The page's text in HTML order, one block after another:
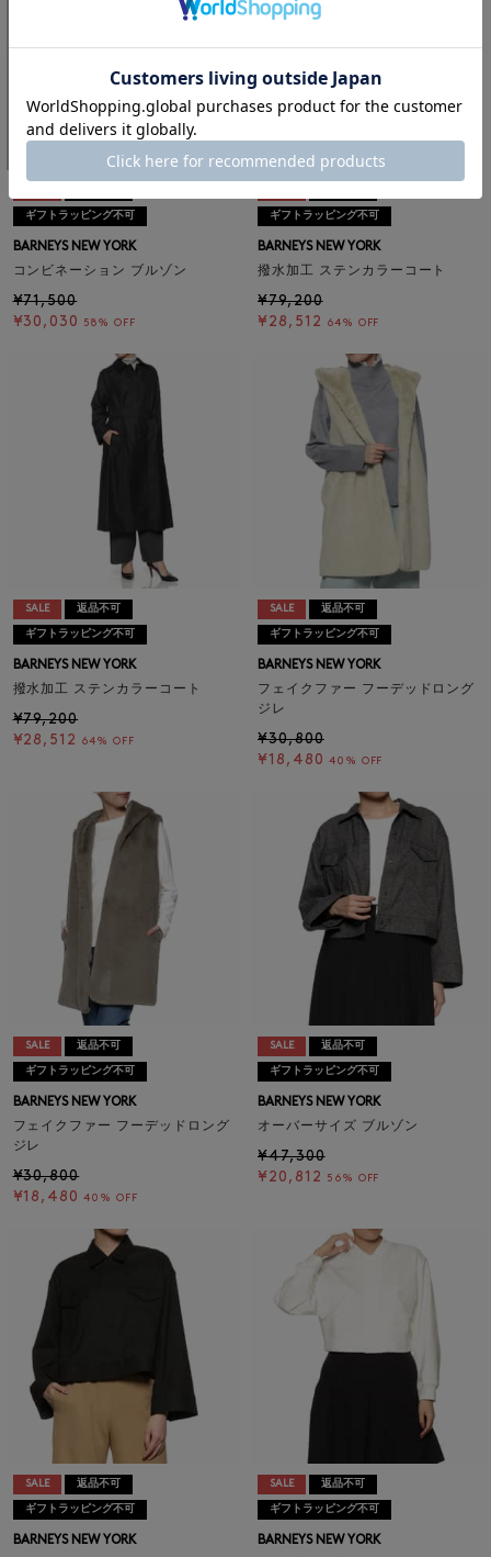
ギフトラッピング不可
BARNEYS NEW YORK
コンビネーション ブルゾン
¥71,500
¥30,030
58% OFF
ギフトラッピング不可
BARNEYS NEW YORK
撥水加工 ステンカラーコート
¥79,200
¥28,512
64% OFF
SALE 返品不可
ギフトラッピング不可
BARNEYS NEW YORK
撥水加工 ステンカラーコート
¥79,200
¥28,512
64% OFF
SALE 返品不可
ギフトラッピング不可
BARNEYS NEW YORK
フェイクファー フーデッドロング
ジレ
¥30,800
¥18,480 40% OFF
SALE 返品不可
ギフトラッピング不可
BARNEYS NEW YORK
フェイクファー フーデッドロング
ジレ
¥30,800
¥18,480 40% OFF
SALE 返品不可
ギフトラッピング不可
BARNEYS NEW YORK
オーバーサイズ ブルゾン
¥47,300
¥20,812
56% OFF
SALE 返品不可
ギフトラッピング不可
BARNEYS NEW YORK
SALE 返品不可
ギフトラッピング不可
BARNEYS NEW YORK